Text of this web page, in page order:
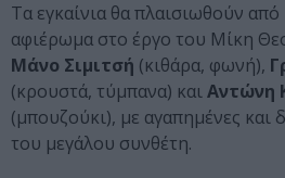
Τα εγκαίνια θα πλαισιωθούν
αφιέρωμα στο έργο του Μίκη
Μάνο Σιμιτσή (κιθάρα, φωνή),
(κρουστά, τύμπανα) καιΑντώνη
(μπουζούκι), με αγαπημένες και
του μεγάλου συνθέτη.